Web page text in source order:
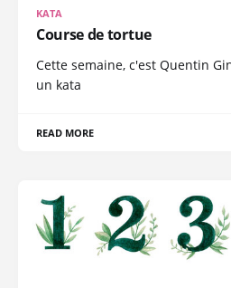
KATA
Course de tortue
Cette semaine, c'est Quentin
un kata
READ MORE